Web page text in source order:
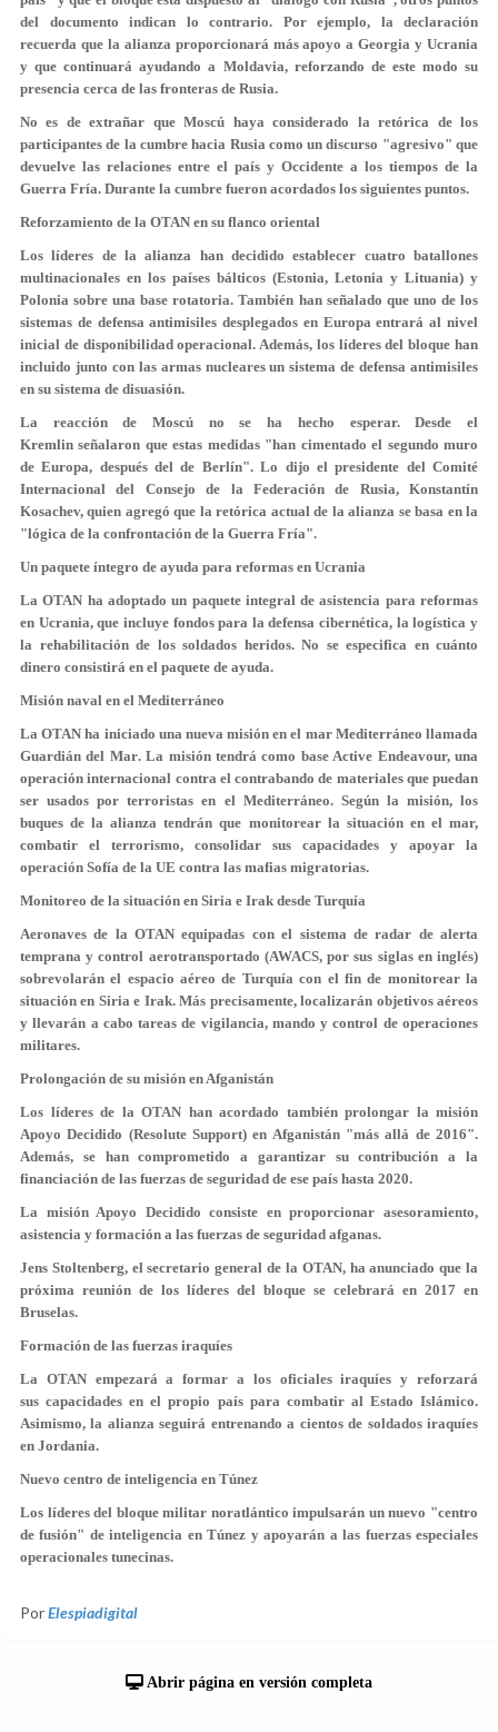
del documento indican lo contrario. Por ejemplo, la declaración
recuerda que la alianza proporcionará más apoyo a Georgia y Ucrania
y que continuará ayudando a Moldavia, reforzando de este modo su
presencia cerca de las fronteras de Rusia.
No es de extrañar que Moscú haya considerado la retórica de los
participantes de la cumbre hacia Rusia como un discurso "agresivo" que
devuelve las relaciones entre el país y Occidente a los tiempos de la
Guerra Fría. Durante la cumbre fueron acordados los siguientes puntos.
Reforzamiento de la OTAN en su flanco oriental
Los líderes de la alianza han decidido establecer cuatro batallones
multinacionales en los países bálticos (Estonia, Letonia y Lituania) y
Polonia sobre una base rotatoria. También han señalado que uno de los
sistemas de defensa antimisiles desplegados en Europa entrará al nivel
inicial de disponibilidad operacional. Además, los líderes del bloque han
incluido junto con las armas nucleares un sistema de defensa antimisiles
en su sistema de disuasión.
La reacción de Moscú no se ha hecho esperar. Desde el
Kremlin señalaron que estas medidas "han cimentado el segundo muro
de Europa, después del de Berlín". Lo dijo el presidente del Comité
Internacional del Consejo de la Federación de Rusia, Konstantín
Kosachev, quien agregó que la retórica actual de la alianza se basa en la
"lógica de la confrontación de la Guerra Fría".
Un paquete íntegro de ayuda para reformas en Ucrania
La OTAN ha adoptado un paquete integral de asistencia para reformas
en Ucrania, que incluye fondos para la defensa cibernética, la logística y
la rehabilitación de los soldados heridos. No se especifica en cuánto
dinero consistirá en el paquete de ayuda.
Misión naval en el Mediterráneo
La OTAN ha iniciado una nueva misión en el mar Mediterráneo llamada
Guardián del Mar. La misión tendrá como base Active Endeavour, una
operación internacional contra el contrabando de materiales que puedan
ser usados por terroristas en el Mediterráneo. Según la misión, los
buques de la alianza tendrán que monitorear la situación en el mar,
combatir el terrorismo, consolidar sus capacidades y apoyar la
operación Sofía de la UE contra las mafias migratorias.
Monitoreo de la situación en Siria e Irak desde Turquía
Aeronaves de la OTAN equipadas con el sistema de radar de alerta
temprana y control aerotransportado (AWACS,por sus siglas en inglés)
sobrevolarán el espacio aéreo de Turquía con el fin de monitorear la
situación en Siria e Irak. Más precisamente, localizarán objetivos aéreos
y llevarán a cabo tareas de vigilancia, mando y control de operaciones
militares.
Prolongación de su misión en Afganistán
Los líderes de la OTAN han acordado también prolongar la misión
Apoyo Decidido (Resolute Support) en Afganistán "más allá de 2016".
Además, se han comprometido a garantizar su contribución a la
financiación de las fuerzas de seguridad de ese país hasta 2020.
La misión Apoyo Decidido consiste en proporcionar asesoramiento,
asistencia y formación a las fuerzas de seguridad afganas.
Jens Stoltenberg, el secretario general de la OTAN, ha anunciado que la
próxima reunión de los líderes del bloque se celebrará en 2017 en
Bruselas.
Formación de las fuerzas iraquíes
La OTAN empezará a formar a los oficiales iraquíes y reforzará
sus capacidades en el propio país para combatir al Estado Islámico.
Asimismo, la alianza seguirá entrenando a cientos de soldados iraquíes
en Jordania.
Nuevo centro de inteligencia en Túnez
Los líderes del bloque militar noratlántico impulsarán un nuevo "centro
de fusión" de inteligencia en Túnez y apoyarán a las fuerzas especiales
operacionales tunecinas.
PorElespiadigital
Abrir página en versión completa